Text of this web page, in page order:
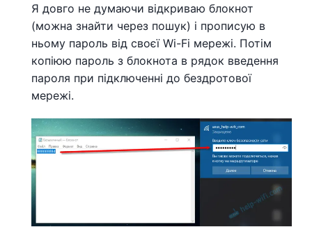
Я довго не думаючи відкриваю блокнот
(можна знайти через пошук) і прописую в
ньому пароль від своєї Wi-Fi мережі. Потім
копіюю пароль з блокнота в рядок введення
пароля при підключенні до бездротової
мережі.